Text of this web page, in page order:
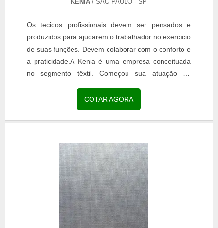
KENIA / SÃO PAULO - SP
Os tecidos profissionais devem ser pensados e
produzidos para ajudarem o trabalhador no exercício
de suas funções. Devem colaborar com o conforto e
a praticidade.A Kenia é uma empresa conceituada
no segmento têxtil. Começou sua atuação no
COTAR AGORA